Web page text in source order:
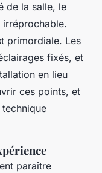
de la salle, le
primordiale. Les
fixés, et
en lieu
ces points, et
paraître